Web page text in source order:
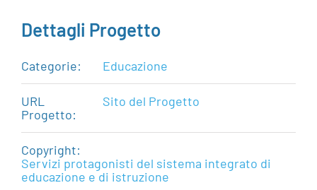
Dettagli Progetto
Categorie: Educazione
URL
Progetto:
Sito del Progetto
Copyright:
Servizi protagonisti del sistema integrato di
educazione e di istruzione